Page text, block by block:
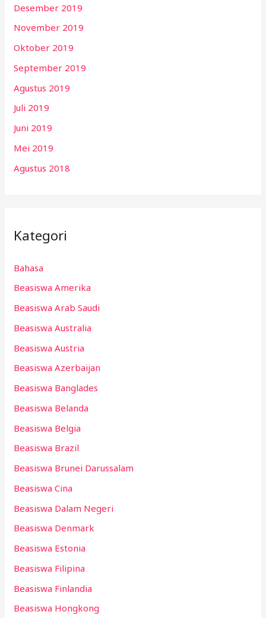
Desember 2019
November 2019
Oktober 2019
September 2019
Agustus 2019
Juli 2019
Juni 2019
Mei 2019
Agustus 2018
Kategori
Bahasa
Beasiswa Amerika
Beasiswa Arab Saudi
Beasiswa Australia
Beasiswa Austria
Beasiswa Azerbaijan
Beasiswa Banglades
Beasiswa Belanda
Beasiswa Belgia
Beasiswa Brazil
Beasiswa Brunei Darussalam
Beasiswa Cina
Beasiswa Dalam Negeri
Beasiswa Denmark
Beasiswa Estonia
Beasiswa Filipina
Beasiswa Finlandia
Beasiswa Hongkong